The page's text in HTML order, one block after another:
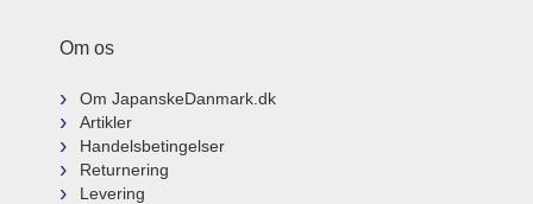
Om os
Om JapanskeDanmark.dk
Artikler
Handelsbetingelser
Returnering
Levering